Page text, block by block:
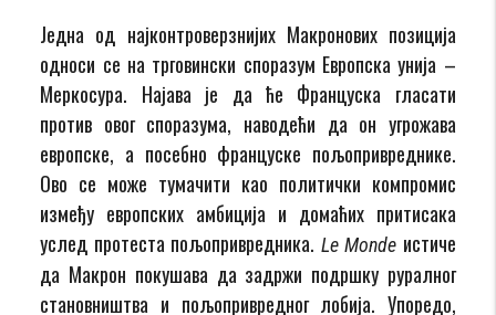
Једна од најконтроверзнијих Макронових позиција
односи се на трговински споразум Европска унија –
Меркосура. Најава је да ће Француска гласати
против овог споразума, наводећи да он угрожава
европске, а посебно француске пољопривреднике.
Ово се може тумачити као политички компромис
између европских амбиција и домаћих притисака
услед протеста пољопривредника. Le Monde истиче
да Макрон покушава да задржи подршку руралног
становништва и пољопривредног лобија. Упоредо,